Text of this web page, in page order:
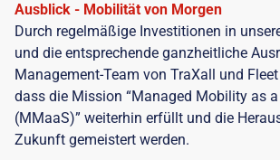
Ausblick - Mobilität von Morgen
Durch regelmäßige Investitionen in
und die entsprechende ganzheitliche
Management-Team von TraXall und
dass die Mission “Managed Mobility as
(MMaaS)” weiterhin erfüllt und die
Zukunft gemeistert werden.